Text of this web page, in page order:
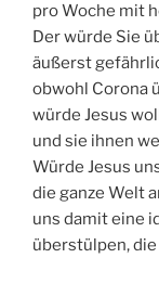
pro Woche mit
Der würde Sie
äußerst
obwohl Corona
würde Jesus
und sie ihnen
Würde Jesus
die ganze Welt
uns damit eine
überstülpen,